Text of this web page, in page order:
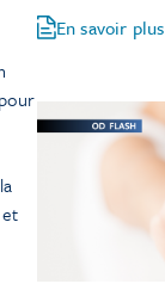
En savoir plus